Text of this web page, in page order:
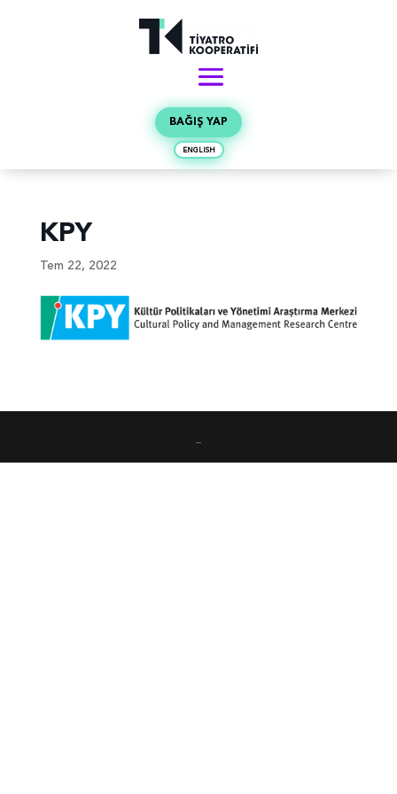
BAĞIŞ YAP
ENGLISH
KPY
Tem 22, 2022